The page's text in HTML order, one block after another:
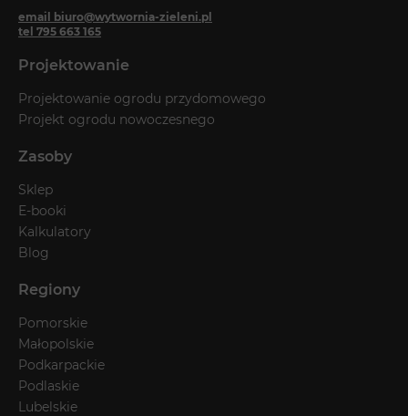
email biuro@wytwornia-zieleni.pl
tel 795 663 165
Projektowanie
Projektowanie ogrodu przydomowego
Projekt ogrodu nowoczesnego
Zasoby
Sklep
E-booki
Kalkulatory
Blog
Regiony
Pomorskie
Małopolskie
Podkarpackie
Podlaskie
Lubelskie